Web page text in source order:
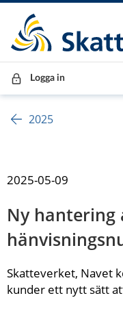
Till innehåll
Till navigationen
Till chattrobot
Logga in
2025
2025-05-09
Ny hantering
Skatteverket, Navet
kunder ett nytt sätt